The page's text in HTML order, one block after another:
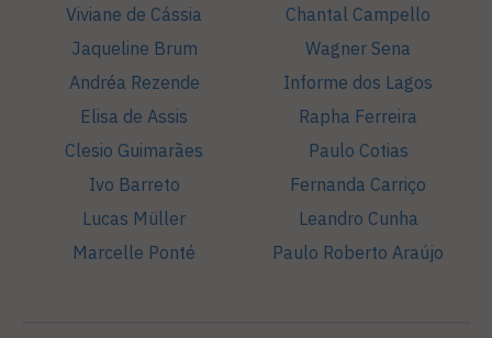
Viviane de Cássia
Jaqueline Brum
Andréa Rezende
Elisa de Assis
Clesio Guimarães
Ivo Barreto
Lucas Müller
Marcelle Ponté
Chantal Campello
Wagner Sena
Informe dos Lagos
Rapha Ferreira
Paulo Cotias
Fernanda Carriço
Leandro Cunha
Paulo Roberto Araújo